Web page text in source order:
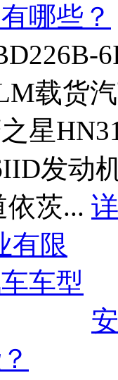
哪些？
载货
星
发动
茨...